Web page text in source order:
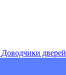
Доводчики дверей